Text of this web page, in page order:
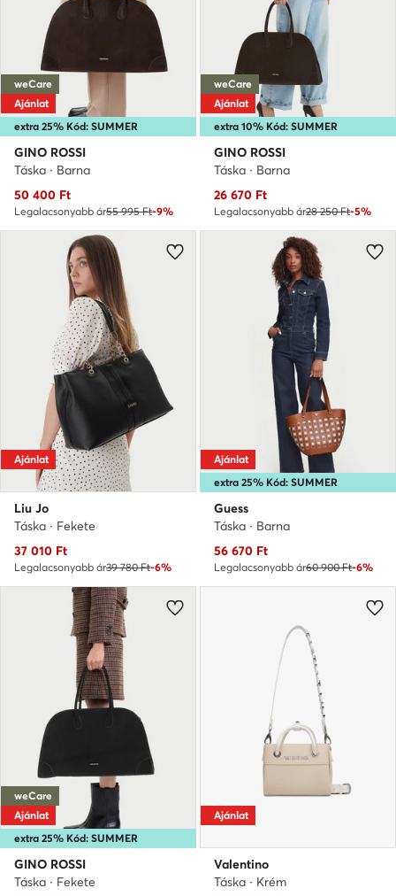
extra 25% Kód: SUMMER
weCare
Ajánlat
GINO ROSSI
Táska · Barna
Aktuális ár
50 400 Ft
Legalacsonyabb ár55 995 Ft-9%
extra 10% Kód: SUMMER
weCare
Ajánlat
GINO ROSSI
Táska · Barna
Aktuális ár
26 670 Ft
Legalacsonyabb ár28 250 Ft-5%
Ajánlat
Liu Jo
Táska · Fekete
Aktuális ár
37 010 Ft
Legalacsonyabb ár39 780 Ft-6%
extra 25% Kód: SUMMER
Ajánlat
Guess
Táska · Barna
Aktuális ár
56 670 Ft
Legalacsonyabb ár60 900 Ft-6%
extra 25% Kód: SUMMER
weCare
Ajánlat
GINO ROSSI
Táska · Fekete
Ajánlat
Valentino
Táska · Krém